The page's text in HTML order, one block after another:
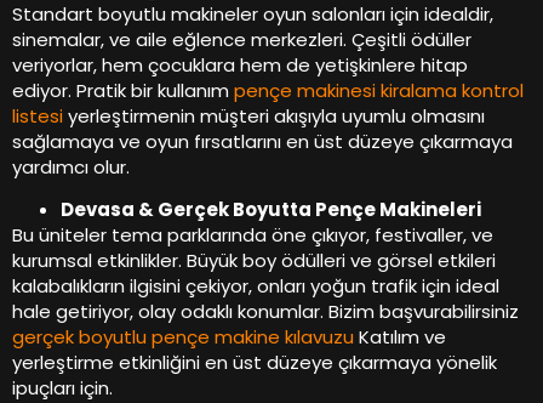
Standart boyutlu makineler oyun salonları için idealdir,
sinemalar, ve aile eğlence merkezleri. Çeşitli ödüller
veriyorlar, hem çocuklara hem de yetişkinlere hitap
ediyor. Pratik bir kullanım pençe makinesi kiralama kontrol
listesiyerleştirmenin müşteri akışıyla uyumlu olmasını
sağlamaya ve oyun fırsatlarını en üst düzeye çıkarmaya
yardımcı olur.
Devasa & Gerçek Boyutta Pençe Makineleri
Bu üniteler tema parklarında öne çıkıyor, festivaller, ve
kurumsal etkinlikler. Büyük boy ödülleri ve görsel etkileri
kalabalıkların ilgisini çekiyor, onları yoğun trafik için ideal
hale getiriyor, olay odaklı konumlar. Bizim başvurabilirsiniz
gerçek boyutlu pençe makine kılavuzu Katılım ve
yerleştirme etkinliğini en üst düzeye çıkarmaya yönelik
ipuçları için.